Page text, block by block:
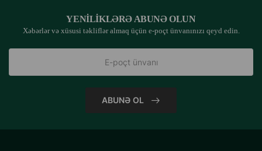
YENILIKLƏRƏ ABUNƏ OLUN
Xəbərlər və xüsusi təkliflər almaq üçün e-poçt ünvanınızı qeyd edin.
ABUNƏ OL